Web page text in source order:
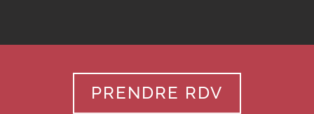
PRENDRE RDV